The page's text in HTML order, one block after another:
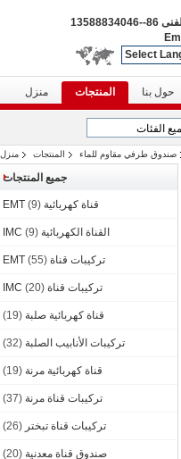
86--13588834046
Select
منزل المنتجات حول بنا
منزل المنتجات صندوق طرفي مقاوم للماء
جميع المنتجات
قناة كهربائية EMT (9)
القناة الكهربائية IMC (9)
تركيبات قناة EMT (55)
تركيبات قناة IMC (20)
قناة كهربائية صلبة (19)
تركيبات الأنابيب الصلبة (32)
قناة كهربائية مرنة (19)
تركيبات قناة مرنة (37)
تركيبات قناة تبختر (26)
صندوق قناة معدنية (20)